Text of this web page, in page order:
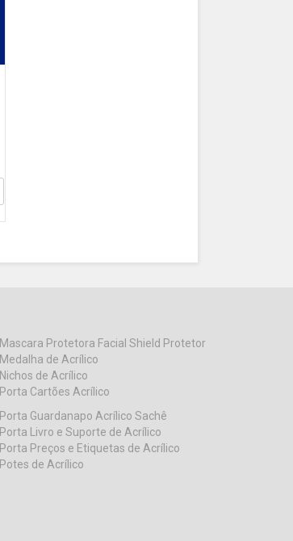
Mascara Protetora Facial Shield Protetor
Medalha de Acrílico
Nichos de Acrílico
Porta Cartões Acrílico
Porta Guardanapo Acrílico Sachê
Porta Livro e Suporte de Acrílico
Porta Preços e Etiquetas de Acrílico
Potes de Acrílico